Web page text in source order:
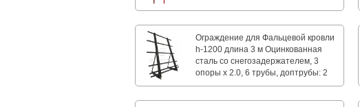
Ограждение для Фальцевой кровли
h-1200 длина 3 м Оцинкованная
сталь со снегозадержателем, 3
опоры х 2.0, 6 трубы, доптрубы: 2